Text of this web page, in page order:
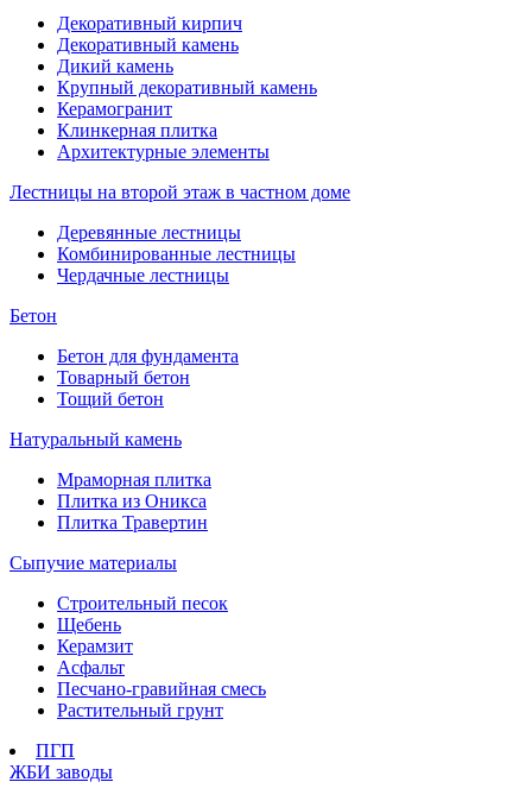
Декоративный кирпич
Декоративный камень
Дикий камень
Крупный декоративный камень
Керамогранит
Клинкерная плитка
Архитектурные элементы
Лестницы на второй этаж в частном доме
Деревянные лестницы
Комбинированные лестницы
Чердачные лестницы
Бетон
Бетон для фундамента
Товарный бетон
Тощий бетон
Натуральный камень
Мраморная плитка
Плитка из Оникса
Плитка Травертин
Сыпучие материалы
Строительный песок
Щебень
Керамзит
Асфальт
Песчано-гравийная смесь
Растительный грунт
ПГП
ЖБИ заводы